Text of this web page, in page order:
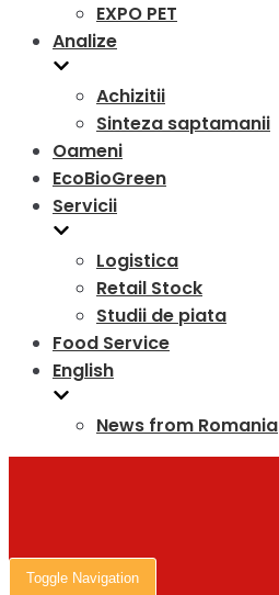
EXPO PET
Analize
Achizitii
Sinteza saptamanii
Oameni
EcoBioGreen
Servicii
Logistica
Retail Stock
Studii de piata
Food Service
English
News from Romania
Toggle Navigation